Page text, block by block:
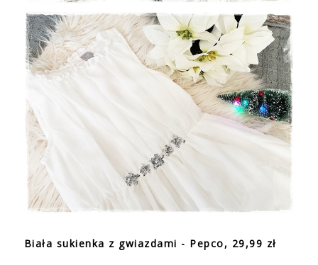
Biała sukienka z gwiazdami - Pepco, 29,99 zł